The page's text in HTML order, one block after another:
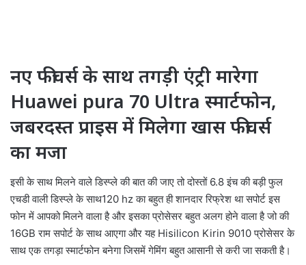
नए फीचर्स के साथ तगड़ी एंट्री मारेगा
Huawei pura 70 Ultra स्मार्टफोन,
जबरदस्त प्राइस में मिलेगा खास फीचर्स
का मजा
इसी के साथ मिलने वाले डिस्प्ले की बात की जाए तो दोस्तों 6.8 इंच की बड़ी फुल
एचडी वाली डिस्प्ले के साथ120 hz का बहुत ही शानदार रिफ्रेश था सपोर्ट इस
फोन में आपको मिलने वाला है और इसका प्रोसेसर बहुत अलग होने वाला है जो की
16GB राम सपोर्ट के साथ आएगा और यह Hisilicon Kirin 9010 प्रोसेसर के
साथ एक तगड़ा स्मार्टफोन बनेगा जिसमें गेमिंग बहुत आसानी से करी जा सकती है।